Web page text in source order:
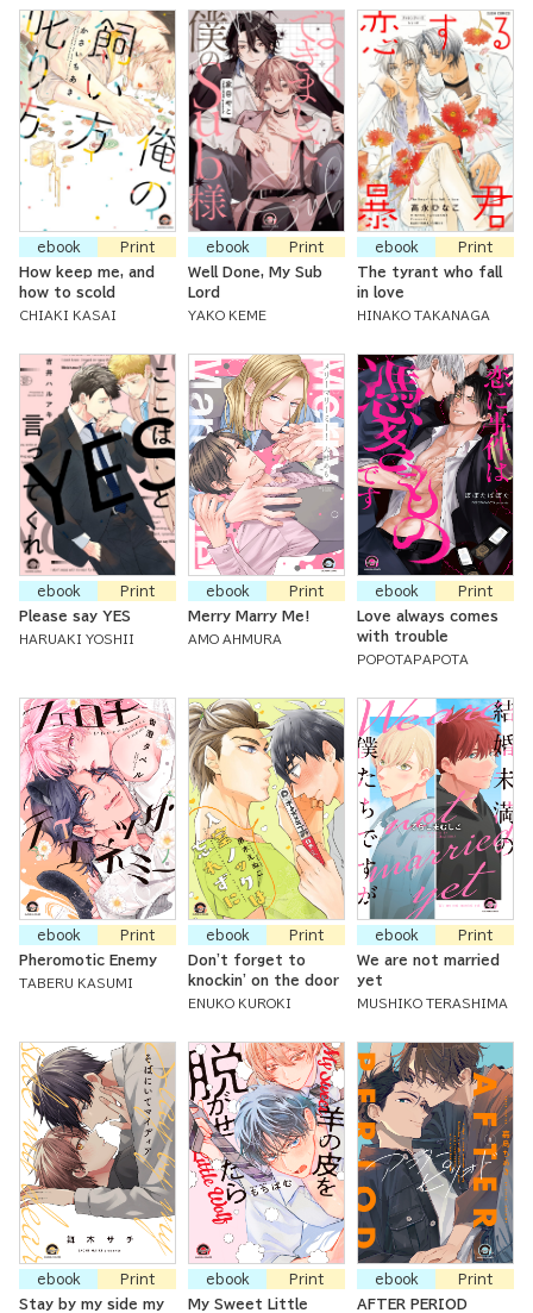
ebook
Print
How keep me, and
how to scold
CHIAKI KASAI
ebook
Print
Well Done, My Sub
Lord
YAKO KEME
ebook
Print
The tyrant who fall
in love
HINAKO TAKANAGA
ebook
Print
Please say YES
HARUAKI YOSHII
ebook
Print
Merry Marry Me!
AMO AHMURA
ebook
Print
Love always comes
with trouble
POPOTAPAPOTA
ebook
Print
Pheromotic Enemy
TABERU KASUMI
ebook
Print
Don't forget to
knockin' on the door
ENUKO KUROKI
ebook
Print
We are not married
yet
MUSHIKO TERASHIMA
ebook
Print
Stay by my side my
ebook
Print
My Sweet Little
ebook
Print
AFTER PERIOD